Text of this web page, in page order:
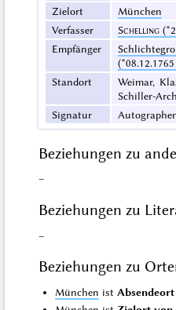
Zielort
München
Verfasser
Schelling
Empfänger
Standort
Weimar,
Schiller-
Signatur
Beziehungen zu
–
Beziehungen zu
–
Beziehungen zu
München ist